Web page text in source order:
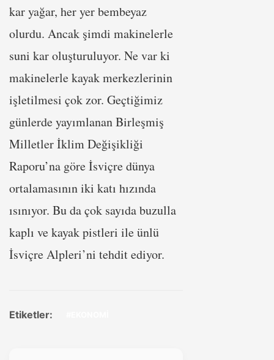
kar yağar, her yer bembeyaz
olurdu. Ancak şimdi makinelerle
suni kar oluşturuluyor. Ne var ki
makinelerle kayak merkezlerinin
işletilmesi çok zor. Geçtiğimiz
günlerde yayımlanan Birleşmiş
Milletler İklim Değişikliği
Raporu’na göre İsviçre dünya
ortalamasının iki katı hızında
ısınıyor. Bu da çok sayıda buzulla
kaplı ve kayak pistleri ile ünlü
İsviçre Alpleri’ni tehdit ediyor.
Etiketler: